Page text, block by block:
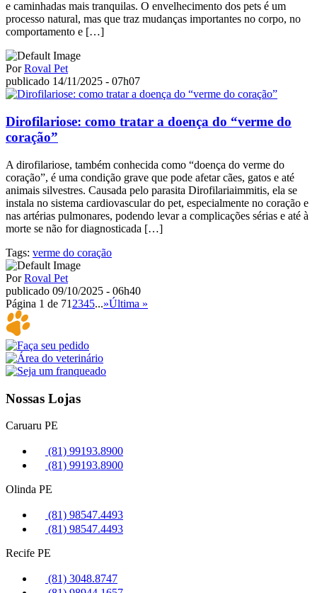
e caminhadas mais tranquilas. O envelhecimento dos pets é um
processo natural, mas que traz mudanças importantes no corpo, no
comportamento e […]
PorRoval Pet
publicado 14/11/2025 - 07h07
Dirofilariose: como tratar a doença do “verme do
coração”
A dirofilariose, também conhecida como “doença do verme do
coração”, é uma condição grave que pode afetar cães, gatos e até
animais silvestres. Causada pelo parasita Dirofilariaimmitis, ela se
instala no sistema cardiovascular do pet, especialmente no coração e
nas artérias pulmonares, podendo levar a complicações sérias e até à
morte se não for diagnosticada […]
Tags: verme do coração
PorRoval Pet
publicado 09/10/2025 - 06h40
Página 1 de 71 2345...»Última »
Nossas Lojas
Caruaru PE
(81) 99193.8900
(81) 99193.8900
Olinda PE
(81) 98547.4493
(81) 98547.4493
Recife PE
(81) 3048.8747